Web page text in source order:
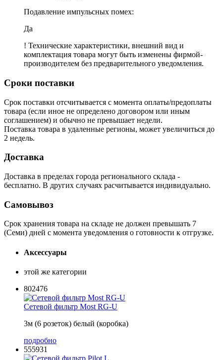
Подавление импульсных помех:
Да
! Технические характеристики, внешний вид и
комплектация товара могут быть изменены фирмой-
производителем без предварительного уведомления.
Сроки поставки
Срок поставки отсчитывается с момента оплаты/предоплаты
товара (если иное не определено договором или иным
соглашением) и обычно не превышает недели.
Поставка товара в удаленные регионы, может увеличиться до
2 недель.
Доставка
Доставка в пределах города регионального склада -
бесплатно. В других случаях расчитывается индивидуально.
Самовывоз
Срок хранения товара на складе не должен превышать 7
(Семи) дней с момента уведомления о готовности к отгрузке.
Аксессуары
этой же категории
802476
Сетевой фильтр Most RG-U
3м (6 розеток) белый (коробка)
подробно
555931